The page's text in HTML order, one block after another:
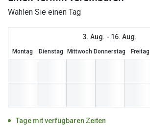
Seen
Miu Miu
alle Marken
Brillenpass richtig lesen
Wählen Sie einen Tag
3. Aug. - 16. Aug.
Montag Dienstag Mittwoch Donnerstag Freitag
Tage mit verfügbaren Zeiten